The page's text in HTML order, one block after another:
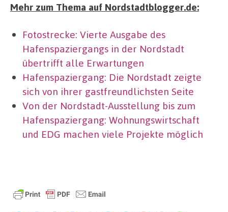
Mehr zum Thema auf Nordstadtblogger.de:
Fotostrecke: Vierte Ausgabe des
Hafenspaziergangs in der Nordstadt
übertrifft alle Erwartungen
Hafenspaziergang: Die Nordstadt zeigte
sich von ihrer gastfreundlichsten Seite
Von der Nordstadt-Ausstellung bis zum
Hafenspaziergang: Wohnungswirtschaft
und EDG machen viele Projekte möglich